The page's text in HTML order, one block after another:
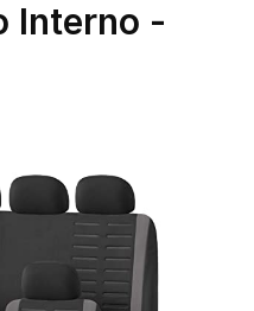
Interno -